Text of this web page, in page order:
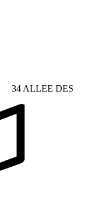
34 ALLEE DES